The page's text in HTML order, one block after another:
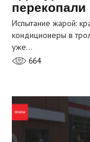
перекопали
Испытание жарой:
кондиционеры в
уже…
664